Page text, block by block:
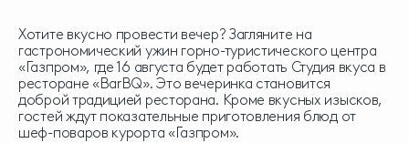
Хотите вкусно провести вечер? Загляните на
гастрономический ужин горно-туристического центра
«Газпром», где 16 августа будет работать Студия вкуса в
ресторане «BarBQ». Это вечеринка становится
доброй традицией ресторана. Кроме вкусных изысков,
гостей ждут показательные приготовления блюд от
шеф-поваров курорта «Газпром».